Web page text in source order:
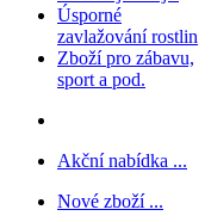
Úsporné
zavlažování rostlin
Zboží pro zábavu,
sport a pod.
Akční nabídka ...
Nové zboží ...